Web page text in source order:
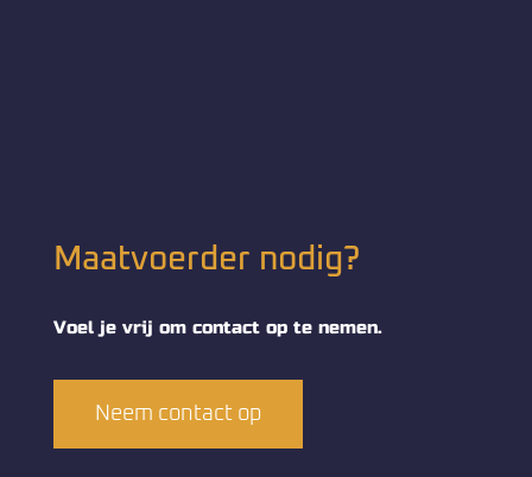
Maatvoerder nodig?
Voel je vrij om contact op te nemen.
Neem contact op